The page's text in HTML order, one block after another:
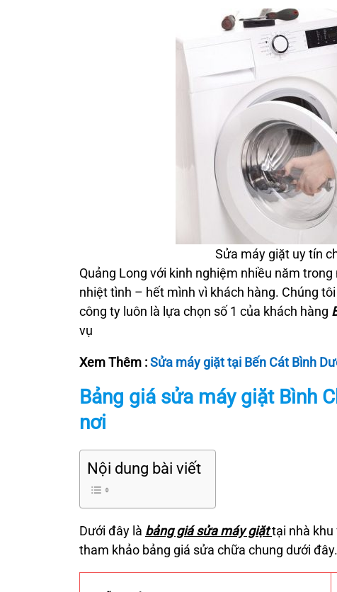
Sửa máy giặt uy tín
Quảng Long với kinh nghiệm nhiều năm
nhiệt tình – hết mình vì khách hàng. Chúng
công ty luôn là lựa chọn số 1 của khách hàng
vụ
Xem Thêm :Sửa máy giặt tại Bến Cát Bình
Bảng giá sửa máy giặt Bình
nơi
Nội dung bài viết
Dưới đây là bảng giá sửa máy giặttại nhà khu
tham khảo bảng giá sửa chữa chung dưới đây.